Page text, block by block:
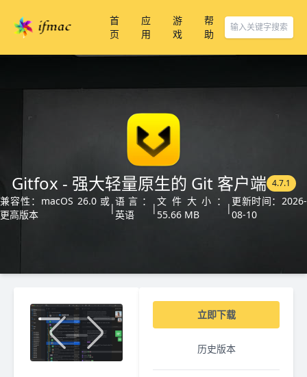
首
页
应
用
游
戏
帮
助
Gitfox - 强大轻量原生的 Git 客户端 4.7.1
兼容性：macOS 26.0 或
更高版本
|
语言：
英语
|
文件大小：
55.66 MB
|
更新时间：2026-
08-10
立即下载
历史版本